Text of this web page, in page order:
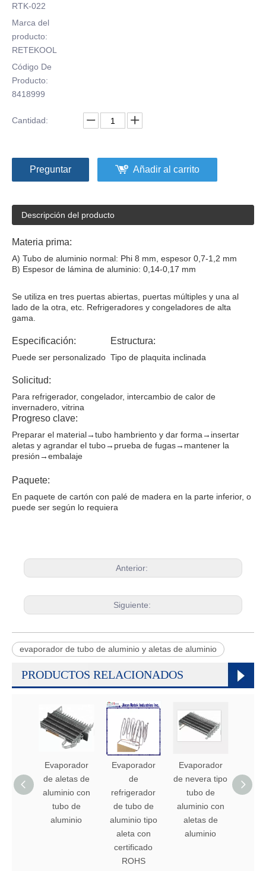
RTK-022
Marca del
producto:
RETEKOOL
Código De
Producto:
8418999
Cantidad:
Preguntar Añadir al carrito
Descripción del producto
Materia prima:
A) Tubo de aluminio normal: Phi 8 mm, espesor 0,7-1,2 mm
B) Espesor de lámina de aluminio: 0,14-0,17 mm
Se utiliza en tres puertas abiertas, puertas múltiples y una al
lado de la otra, etc. Refrigeradores y congeladores de alta
gama.
Especificación:
Puede ser personalizado
Estructura:
Tipo de plaquita inclinada
Solicitud:
Para refrigerador, congelador, intercambio de calor de
invernadero, vitrina
Progreso clave:
Preparar el material→tubo hambriento y dar forma→insertar
aletas y agrandar el tubo→prueba de fugas→mantener la
presión→embalaje
Paquete:
En paquete de cartón con palé de madera en la parte inferior, o
puede ser según lo requiera
Anterior:
Siguiente:
evaporador de tubo de aluminio y aletas de aluminio
PRODUCTOS RELACIONADOS
Evaporador
de aletas de
aluminio con
tubo de
aluminio
Evaporador
de
refrigerador
de tubo de
aluminio tipo
aleta con
certificado
ROHS
Evaporador
de nevera tipo
tubo de
aluminio con
aletas de
aluminio